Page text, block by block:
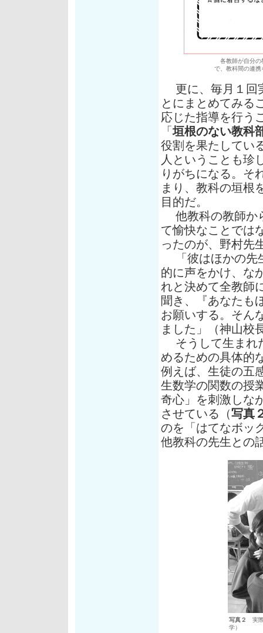
各教師が自分の
で、教科間の連
更に、毎月１回
とにまとめてみる
応じた指導を行う
「垣根のない教科
役割を果たしてい
人ということも珍
りがちになる。そ
まり、教科の垣根
目的だ。
他教科の教師か
て愉快なことでは
ったのが、野村先
「彼はほかの先
的に声をかけ、な
れと決めて全教師
聞き、『あなたも
お願いする。そん
ました」（神山校
そうして生まれ
めるための具体的
例えば、生徒の五
生数学の関数の授
奇心」を刺激しな
させている（写真
のを「はてなボッ
他教科の先生との
写真２
実際
学）